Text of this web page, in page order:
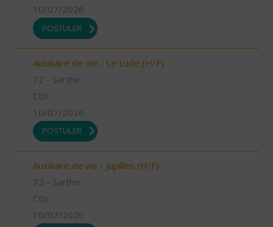
10/07/2026
POSTULER
Auxiliaire de vie - Le Lude (H/F)
72 - Sarthe
CDI
10/07/2026
POSTULER
Auxiliaire de vie - Jupilles (H/F)
72 - Sarthe
CDI
10/07/2026